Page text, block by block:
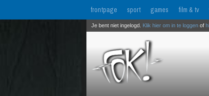
frontpage sport games film & tv
Je bent niet ingelogd. Klik hier om in te loggen of